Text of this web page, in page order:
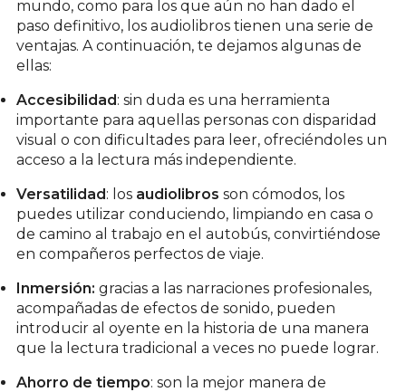
mundo, como para los que aún no han dado el
paso definitivo, los audiolibros tienen una serie de
ventajas. A continuación, te dejamos algunas de
ellas:
Accesibilidad: sin duda es una herramienta
importante para aquellas personas con disparidad
visual o con dificultades para leer, ofreciéndoles un
acceso a la lectura más independiente.
Versatilidad: los audiolibros son cómodos, los
puedes utilizar conduciendo, limpiando en casa o
de camino al trabajo en el autobús, convirtiéndose
en compañeros perfectos de viaje.
Inmersión: gracias a las narraciones profesionales,
acompañadas de efectos de sonido, pueden
introducir al oyente en la historia de una manera
que la lectura tradicional a veces no puede lograr.
Ahorro de tiempo: son la mejor manera de